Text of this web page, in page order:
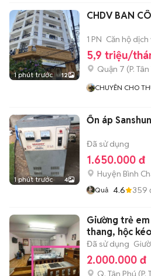
1 phút trước 12
CHDV BAN
1 PN Căn hộ dịch
5,9 triệu/
Quận 7 (P.
CHUYÊN CHO
1 phút trước 4
Ổn áp
Đã sử dụng
1.650.000 đ
Huyện Bình
Quả 4.6 359
Giường trẻ
thang, hộc kéo
Đã sử dụng
2.000.000 đ
Q. Tân Phú (P.